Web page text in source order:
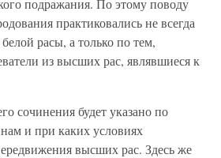
подражания. По этому поводу
практиковались не всегда
расы, а только по тем,
из высших рас, являвшиеся к
сочинения будет указано по
и при каких условиях
высших рас. Здесь же